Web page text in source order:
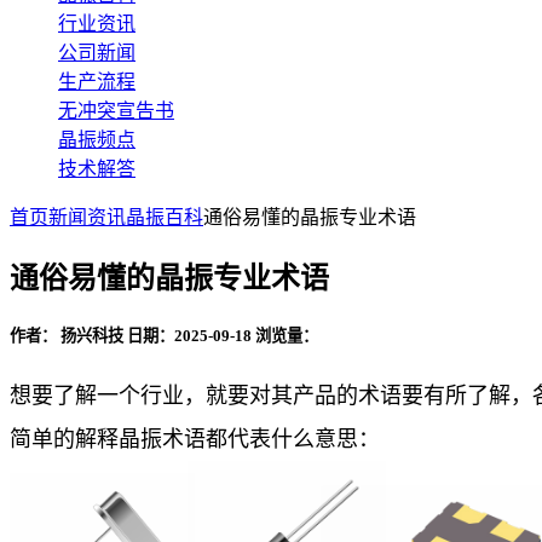
行业资讯
公司新闻
生产流程
无冲突宣告书
晶振频点
技术解答
首页新闻资讯晶振百科通俗易懂的晶振专业术语
通俗易懂的晶振专业术语
作者： 扬兴科技 日期：2025-09-18 浏览量：
想要了解一个行业，就要对其产品的术语要有所了解
简单的解释晶振术语都代表什么意思 ：